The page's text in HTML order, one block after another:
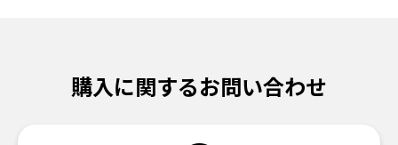
購入に関するお問い合わせ